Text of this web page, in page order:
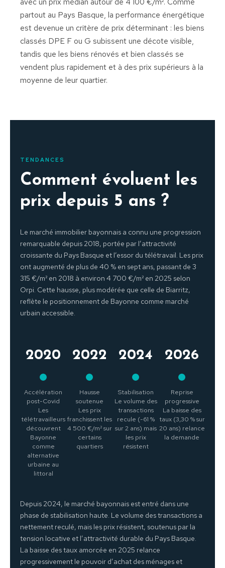
partout au Pays Basque, la performance énergétique
est devenue un critère de prix déterminant : les biens
classés DPE F ou G subissent une décote visible,
tandis que les biens rénovés et bien classés se
vendent plus rapidement et à des prix supérieurs à la
moyenne de leur quartier.
TENDANCES
Comment évoluent les
prix depuis 5 ans ?
Le marché immobilier bayonnais a connu une progression
remarquable depuis 2018, portée par l’attractivité
croissante du Pays Basque et l’essor du télétravail. Les prix
ont augmenté de plus de 40 % en sept ans, passant de 3
315 €/m² en 2018 à environ 4 700 €/m² en 2025 selon
Orpi. Cette hausse, plus modérée que celle de Biarritz,
reflète le positionnement de Bayonne comme marché
urbain accessible.
2020
Accélération
post-Covid
Les
télétravailleurs
découvrent
Bayonne
comme
alternative
urbaine au
littoral
2022
Hausse
soutenue
Les prix
franchissent les
4 500 €/m² sur
certains
quartiers
2024
Stabilisation
Le volume des
transactions
recule (-61 %
sur 2 ans) mais
les prix
résistent
2026
Reprise
progressive
La baisse des
taux (3,30 % sur
20 ans) relance
la demande
Depuis 2024, le marché bayonnais est entré dans une
phase de stabilisation haute. Le volume des transactions a
nettement reculé, mais les prix résistent, soutenus par la
tension locative et l’attractivité durable du Pays Basque.
La baisse des taux amorcée en 2025 relance
progressivement le pouvoir d’achat des ménages et